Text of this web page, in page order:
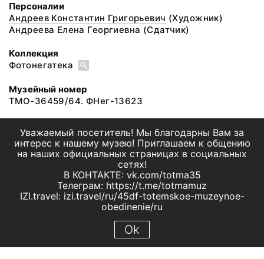
Персоналии
Андреев Константин Григорьевич (Художник)
Андреева Елена Георгиевна (Сдатчик)
Коллекция
Фотонегатека
Музейный номер
ТМО-36459/64. ФНег-13623
Уважаемый посетитель! Мы благодарны Вам за
интерес к нашему музею! Приглашаем к общению
на наших официальных страницах в социальных
сетях!
В КОНТАКТЕ: vk.com/totma35
Телеграм: https://t.me/totmamuz
IZI.travel: izi.travel/ru/45df-totemskoe-muzeynoe-
obedinenie/ru
Ok